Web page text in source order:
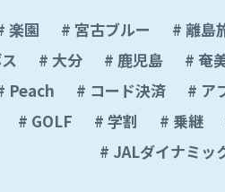
楽園 宮古ブルー 離島
大分 鹿児島 奄
Peach コード決済 ア
GOLF 学割 乗継
JALダイナミッ